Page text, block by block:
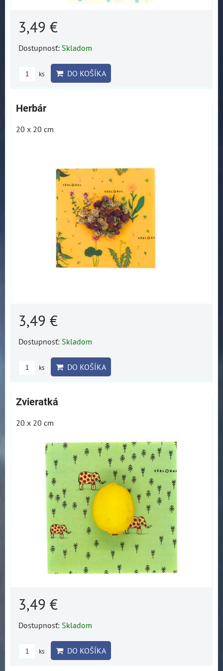
3,49 €
Dostupnosť: Skladom
ks DO KOŠÍKA
Herbár
20 x 20 cm
3,49 €
Dostupnosť: Skladom
ks DO KOŠÍKA
Zvieratká
20 x 20 cm
3,49 €
Dostupnosť: Skladom
ks DO KOŠÍKA